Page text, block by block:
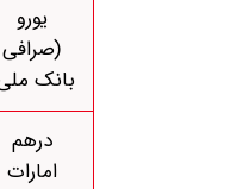
یورو
(صرافی
بانک
درهم
امارات